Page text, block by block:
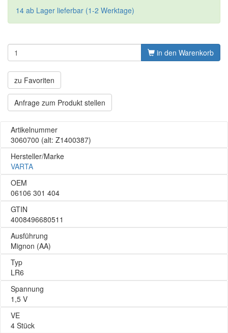
14 ab Lager lieferbar (1-2 Werktage)
in den Warenkorb
zu Favoriten
Anfrage zum Produkt stellen
Artikelnummer
3060700 (alt: Z1400387)
Hersteller/Marke
VARTA
OEM
06106 301 404
GTIN
4008496680511
Ausführung
Mignon (AA)
Typ
LR6
Spannung
1,5 V
VE
4 Stück